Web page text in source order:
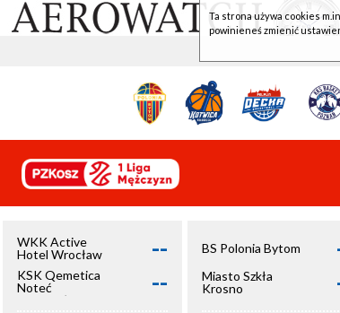
WKK Active
Hotel Wrocław
--
KSK Qemetica
Noteć
Inowrocław
--
BS Polonia Bytom
Miasto Szkła
Krosno
Ta strona używa cookies
powinieneś zmienić